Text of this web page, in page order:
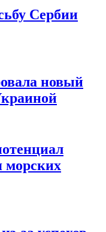
Сербии
новый
морских